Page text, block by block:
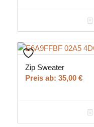
Zip Sweater
Preis ab: 35,00 €